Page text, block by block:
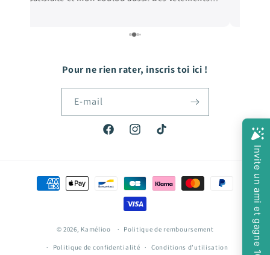
vite! Hâte de passer ma prochaine commande!
Pour ne rien rater, inscris toi ici !
E-mail
FacebookInstagramTikTok
Moyens
© 2026, Kamélioo Politique de remboursement
Politique de confidentialité Conditions d’utilisation